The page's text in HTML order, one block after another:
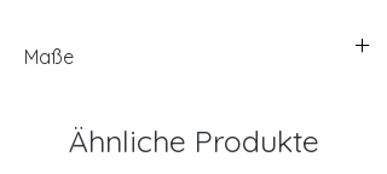
Maße
Ähnliche Produkte